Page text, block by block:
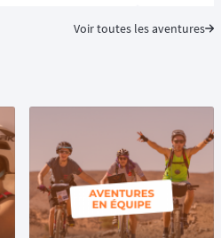
Voir toutes les aventures